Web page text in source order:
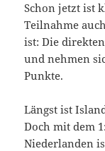
Schon jetzt ist
Teilnahme
ist: Die
und nehmen
Punkte.
Längst ist
Doch mit dem
Niederlanden